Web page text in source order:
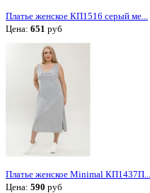
Платье женское КП1516 серый ме...
Цена: 651 руб
Платье женское Minimal КП1437П...
Цена: 590 руб